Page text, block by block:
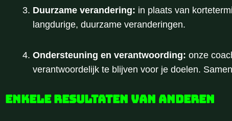
Duurzame verandering: in plaats van
langdurige, duurzame veranderingen.
Ondersteuning en verantwoording: onze
verantwoordelijk te blijven voor je doelen.
Enkele resultaten van anderen